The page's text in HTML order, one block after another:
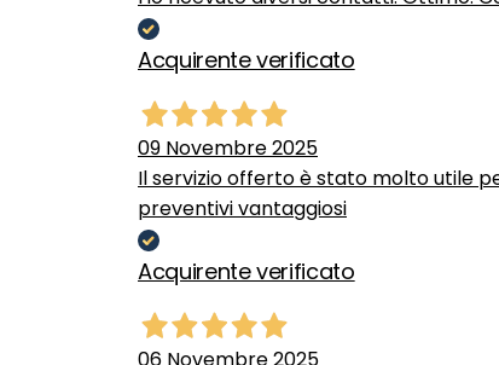
Acquirente verificato
09 Novembre 2025
Il servizio offerto è stato molto utile
preventivi vantaggiosi
Acquirente verificato